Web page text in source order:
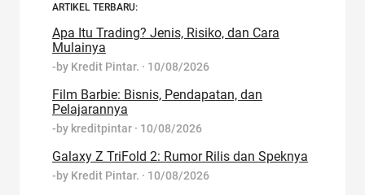
ARTIKEL TERBARU:
Apa Itu Trading? Jenis, Risiko, dan Cara
Mulainya
-by Kredit Pintar. · 10/08/2026
Film Barbie: Bisnis, Pendapatan, dan
Pelajarannya
-by kreditpintar · 10/08/2026
Galaxy Z TriFold 2: Rumor Rilis dan Speknya
-by Kredit Pintar. · 10/08/2026